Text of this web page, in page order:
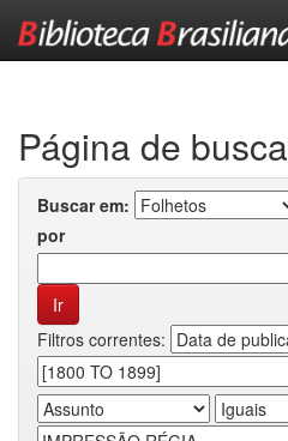
Página de busca
Buscar em:
por
Filtros correntes: